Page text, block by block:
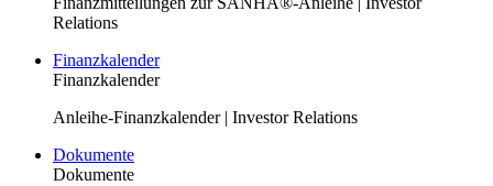
Relations
Finanzkalender
Finanzkalender
Anleihe-Finanzkalender | Investor Relations
Dokumente
Dokumente